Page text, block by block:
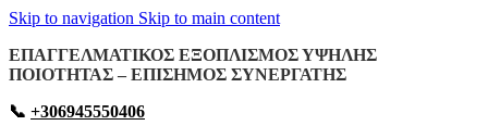
Skip to navigation Skip to main content
ΕΠΑΓΓΕΛΜΑΤΙΚΟΣ ΕΞΟΠΛΙΣΜΟΣ ΥΨΗΛΗΣ
ΠΟΙΟΤΗΤΑΣ – ΕΠΙΣΗΜΟΣ ΣΥΝΕΡΓΑΤΗΣ
📞 +306945550406